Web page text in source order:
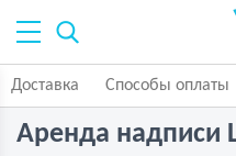
Доставка Способы оплаты
Аренда надписи